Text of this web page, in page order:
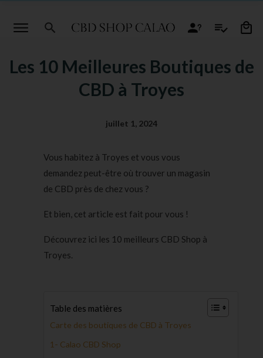
Les 10 Meilleures Boutiques de
CBD à Troyes
juillet 1, 2024
Vous habitez à Troyes et vous vous
demandez peut-être où trouver un magasin
de CBD près de chez vous ?
Et bien, cet article est fait pour vous !
Découvrez ici les 10 meilleurs CBD Shop à
Troyes.
Table des matières
Carte des boutiques de CBD à Troyes
1- Calao CBD Shop